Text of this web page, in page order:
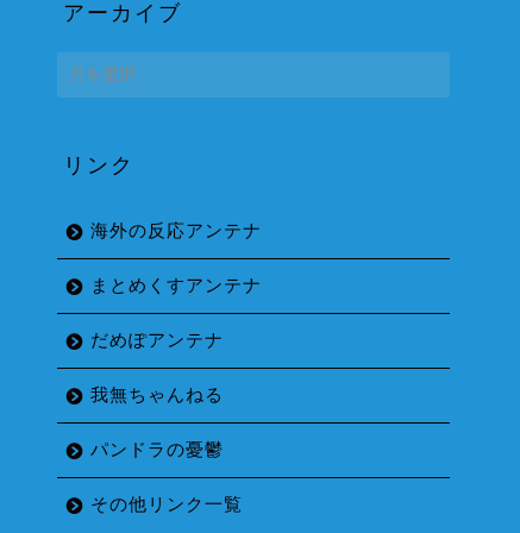
アーカイブ
ア
ー
ブリンク
海外の反応アンテナ
まとめくすアンテナ
だめぽアンテナ
我無ちゃんねる
パンドラの憂鬱
その他リンク一覧